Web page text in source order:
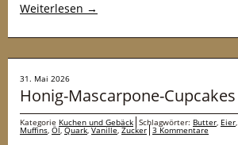
Weiterlesen →
31. Mai 2026
Honig-Mascarpone-Cupcakes
Kategorie Kuchen und Gebäck Schlagwörter: Butter, Eier,
Muffins, Öl,Quark,Vanille,Zucker 3 Kommentare